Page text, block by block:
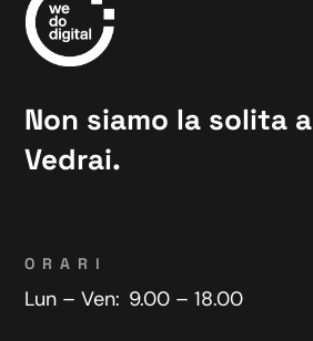
Non siamo la solita
Vedrai.
ORARI
Lun – Ven: 9.00 – 18.00